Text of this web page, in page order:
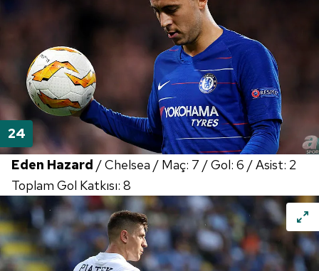
Eden Hazard / Chelsea / Maç: 7 / Gol: 6 / Asist: 2
Toplam Gol Katkısı: 8